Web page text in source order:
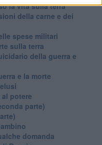
la vita sulla terra
della carne e dei
spese militari
sulla terra
della guerra e
e la morte
potere
parte)
domanda